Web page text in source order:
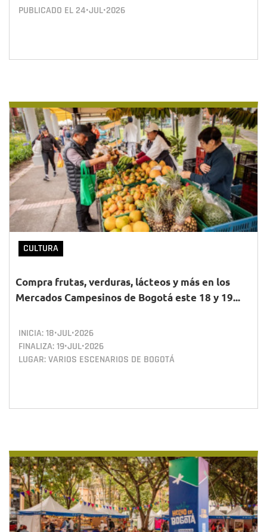
PUBLICADO EL 24•JUL•2026
CULTURA
Compra frutas, verduras, lácteos y más en los
Mercados Campesinos de Bogotá este 18 y 19...
INICIA:18•JUL•2026
FINALIZA:19•JUL•2026
LUGAR: VARIOS ESCENARIOS DE BOGOTÁ